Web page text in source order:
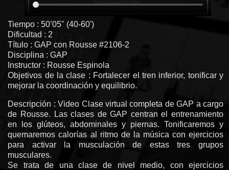
Tiempo : 50’05" (40-60')
Dificultad : 2
Título : GAP con Rousse #2106-2
Disciplina : GAP
Instructor : Rousse Espinola
Objetivos de la clase : Fortalecer el tren inferior, tonificar y
mejorar la coordinación y equilibrio.
Descripción : Video Clase virtual completa de GAP a cargo
de Rousse. Las clases de GAP centran el entrenamiento
en los glúteos, abdominales y piernas. Tonificaremos y
quemaremos calorías al ritmo de la música con ejercicios
para activar la musculación de estas tres grupos
musculares.
Se trata de una clase de nivel medio, con ejercicios